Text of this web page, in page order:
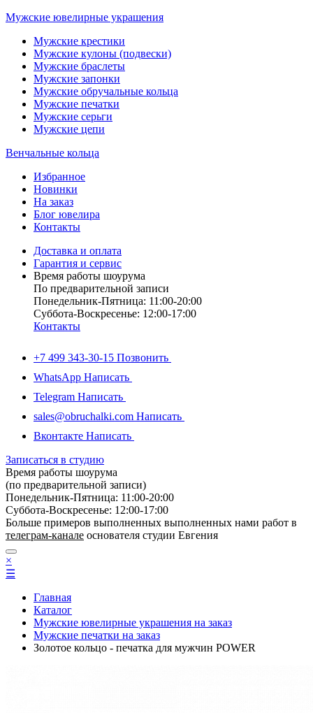
Мужские ювелирные украшения
Мужские крестики
Мужские кулоны (подвески)
Мужские браслеты
Мужские запонки
Мужские обручальные кольца
Мужские печатки
Мужские серьги
Мужские цепи
Венчальные кольца
Избранное
Новинки
На заказ
Блог ювелира
Контакты
Доставка и оплата
Гарантия и сервис
Время работы шоурума
По предварительной записи
Понедельник-Пятница: 11:00-20:00
Суббота-Bоcкресенье: 12:00-17:00
Контакты
+7 499 343-30-15 Позвонить
WhatsApp Написать
Telegram Написать
sales@obruchalki.com Написать
Вконтакте Написать
Записаться в студию
Время работы шоурума
(по предварительной записи)
Понедельник-Пятница: 11:00-20:00
Суббота-Bоcкресенье: 12:00-17:00
Больше примеров выполненных выполненных нами работ в
телеграм-канале основателя студии Евгения
×
☰
Главная
Каталог
Мужские ювелирные украшения на заказ
Мужские печатки на заказ
Золотое кольцо - печатка для мужчин POWER